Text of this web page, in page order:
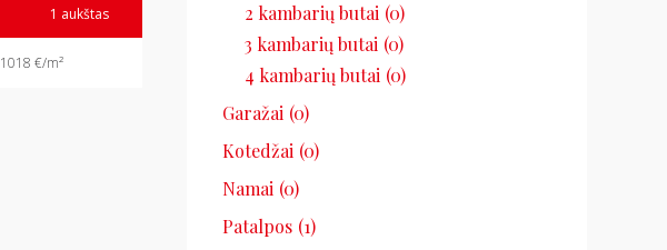
2 kambarių butai (0)
3 kambarių butai (0)
4 kambarių butai (0)
Garažai (0)
Kotedžai (0)
Namai (0)
Patalpos (1)
1 aukštas
1018 €/m²